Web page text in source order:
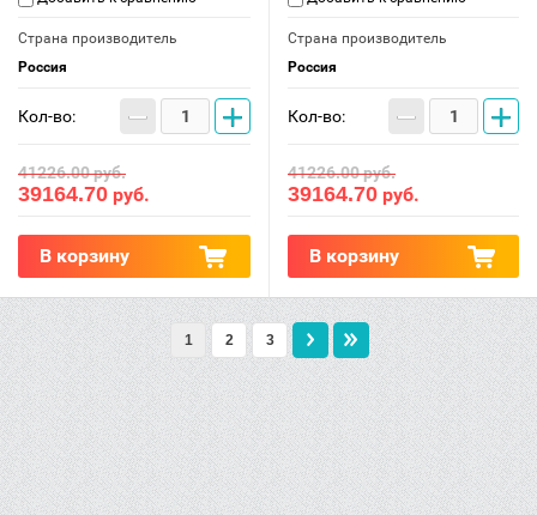
Страна производитель
Россия
Кол-во: − +
41226.00руб.
39164.70 руб.
В корзину
Страна производитель
Россия
Кол-во: − +
41226.00руб.
39164.70 руб.
В корзину
1 2 3